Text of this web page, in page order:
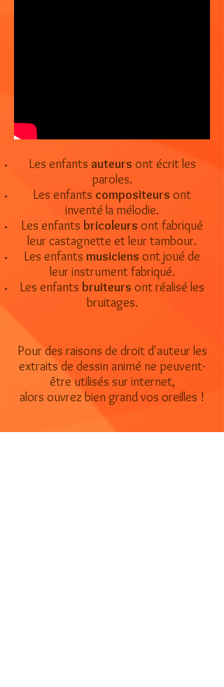
Pour des raisons de droit d'auteur les
extraits de dessin animé ne peuvent-
être utilisés sur internet,
alors ouvrez bien grand vos oreilles !
Les enfants auteurs ont écrit les
paroles.
Les enfants compositeurs ont
inventé la mélodie.
Les enfants bricoleurs ont fabriqué
leur castagnette et leur tambour.
Les enfants musiciens ont joué de
leur instrument fabriqué.
Les enfants bruiteurs ont réalisé les
bruitages.